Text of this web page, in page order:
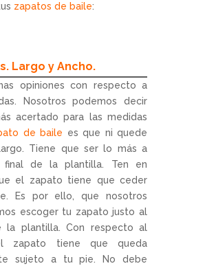
zapatos de baile:
Largo y Ancho.
opiniones con respecto a
Nosotros podemos decir
acertado para las medidas
de baile es que ni quede
Tiene que ser lo más a
final de la plantilla. Ten en
el zapato tiene que ceder
Es por ello, que nosotros
escoger tu zapato justo al
la plantilla. Con respecto al
zapato tiene que queda
sujeto a tu pie. No debe